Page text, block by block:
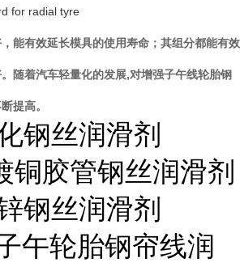
for radial tyre
能有效延长模具的使用寿命；其组分都能有效
随着汽车轻量化的发展,对增强子午线轮胎钢
提高。
化钢丝润滑剂
铜胶管钢丝润滑剂
锌钢丝润滑剂
午轮胎钢帘线润